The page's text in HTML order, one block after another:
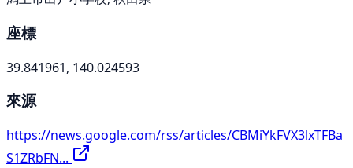
座標
39.841961, 140.024593
來源
https://news.google.com/rss/articles/CBMiYkFVX3lxTFBa
S1ZRbFN...